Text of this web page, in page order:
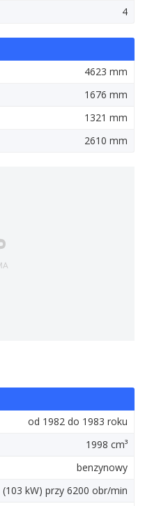
4
4623 mm
1676 mm
1321 mm
2610 mm
od 1982 do 1983 roku
1998 cm³
benzynowy
(103 kW) przy 6200 obr/min